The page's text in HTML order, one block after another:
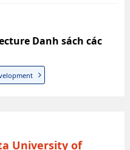
Danh sách các
University of